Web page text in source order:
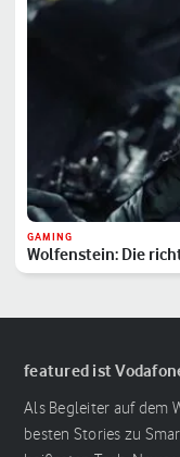
GAMING
Wolfenstein: Die
featured ist
Als Begleiter auf dem
besten Stories zu